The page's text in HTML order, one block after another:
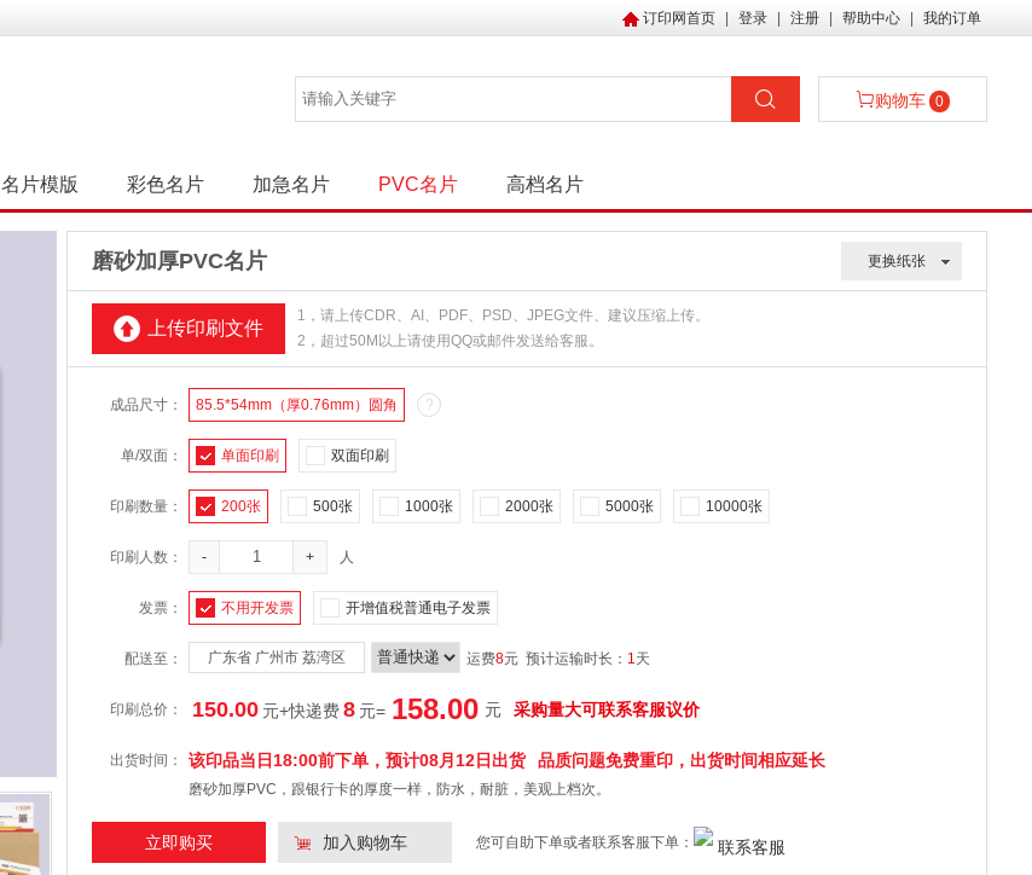
订印网首页 登录 注册 帮助中心 我的订单
购物车 0
名片模版 彩色名片 加急名片 PVC名片 高档名片
磨砂加厚PVC名片 更换纸张
上传印刷文件
1，请上传CDR、AI、PDF、PSD、JPEG文件、建议压缩上传。
2，超过50M以上请使用QQ或邮件发送给客服。
成品尺寸： 85.5*54mm（厚0.76mm）圆角 ?
单/双面： 单面印刷 双面印刷
印刷数量： 200张 500张 1000张 2000张 5000张 10000张
印刷人数： - + 人
发票： 不用开发票 开增值税普通电子发票
配送至： 广东省 广州市 荔湾区 运费8元 预计运输时长： 1天
印刷总价： 150.00 元+快递费8 元= 158.00 元 采购量大可联系客服议价
出货时间： 该印品当日18:00前下单，预计08月12日 出货 品质问题免费重印，出货时间相应延长
磨砂加厚PVC，跟银行卡的厚度一样，防水，耐脏，美观上档次。
立即购买 加入购物车 您可自助下单或者联系客服下单：